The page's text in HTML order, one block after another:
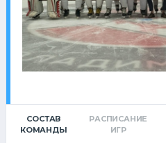
СОСТАВ
КОМАНДЫ
РАСПИСАНИЕ
ИГР